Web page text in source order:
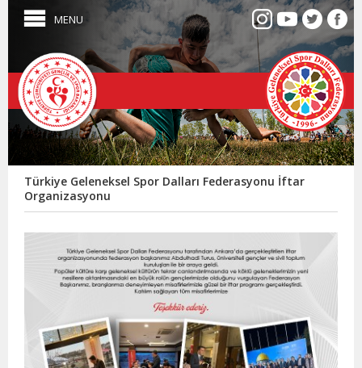
MENU
Türkiye Geleneksel Spor Dalları Federasyonu İftar
Organizasyonu